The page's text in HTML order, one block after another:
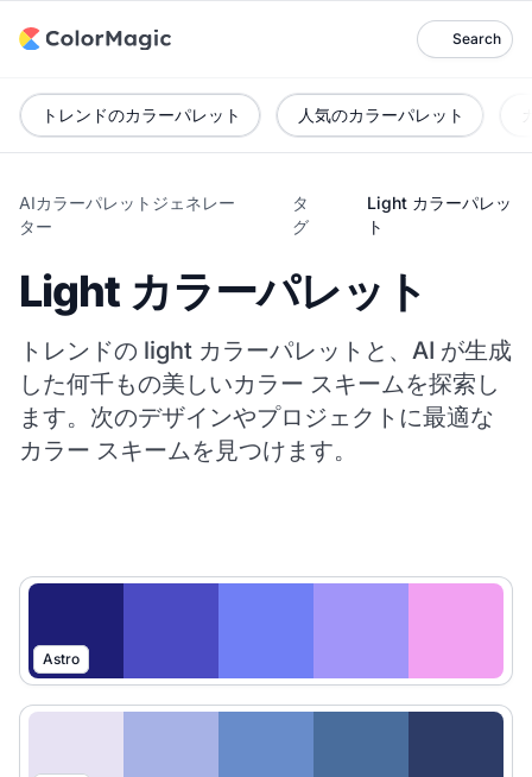
Search
トレンドのカラーパレット 人気のカラーパレット
AIカラーパレットジェネレー
ター
タ
グ
Light カラーパレッ
ト
Light カラーパレット
トレンドの light カラーパレットと、AI が生成
した何千もの美しいカラー スキームを探索し
ます。次のデザインやプロジェクトに最適な
カラー スキームを見つけます。
Astro